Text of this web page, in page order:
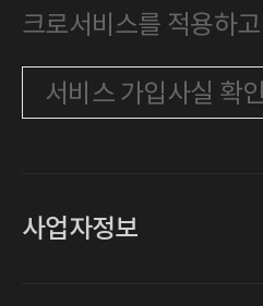
크로서비스를 적용하
서비스 가입사실 확인
사업자정보